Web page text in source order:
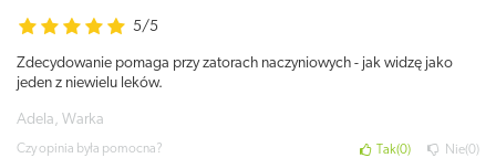
5/5
Zdecydowanie pomaga przy zatorach naczyniowych - jak widzę jako
jeden z niewielu leków.
Adela, Warka
Czy opinia była pomocna? Tak 0 Nie 0